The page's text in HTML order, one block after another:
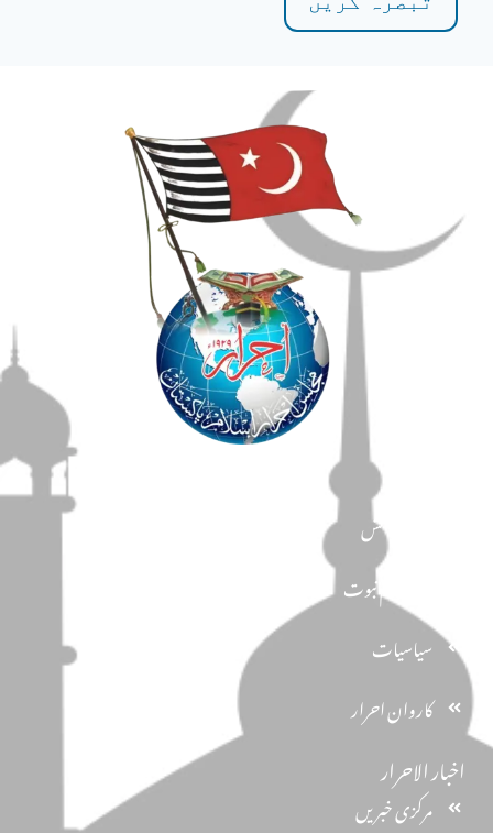
اخبار الاحرار
مرکزی خبریں
دین و دانش
تحفظ ختم نبوت
سیاسیات
کاروان احرار